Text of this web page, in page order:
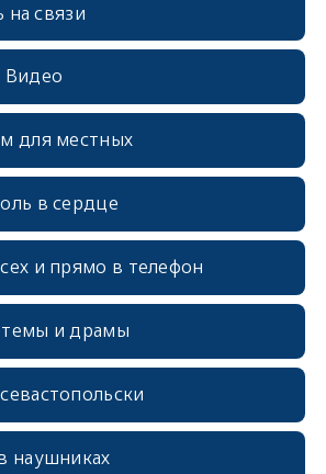
на связи
Видео
для местных
в сердце
и прямо в телефон
и драмы
наушниках
erid: 2SDnjcrDNw6